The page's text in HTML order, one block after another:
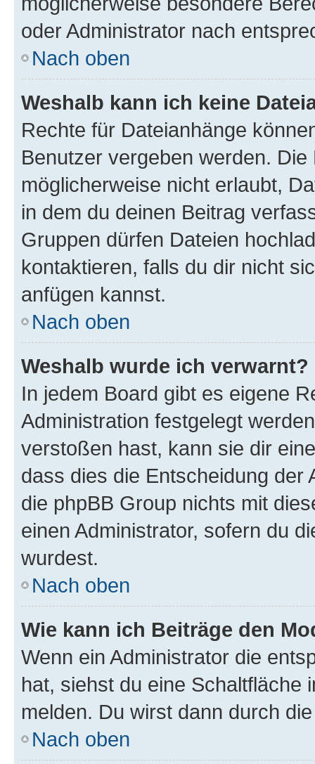
oder Administrator nach
Nach oben
Weshalb kann ich keine
Rechte für Dateianhänge
Benutzer vergeben werden.
möglicherweise nicht erlaubt,
in dem du deinen Beitrag
Gruppen dürfen Dateien
kontaktieren, falls du dir nicht
anfügen kannst.
Nach oben
Weshalb wurde ich verwarnt?
In jedem Board gibt es eigene
Administration festgelegt
verstoßen hast, kann sie dir
dass dies die Entscheidung der
die phpBB Group nichts mit
einen Administrator, sofern du
wurdest.
Nach oben
Wie kann ich Beiträge den
Wenn ein Administrator die
hat, siehst du eine Schaltfläche
melden. Du wirst dann durch
Nach oben